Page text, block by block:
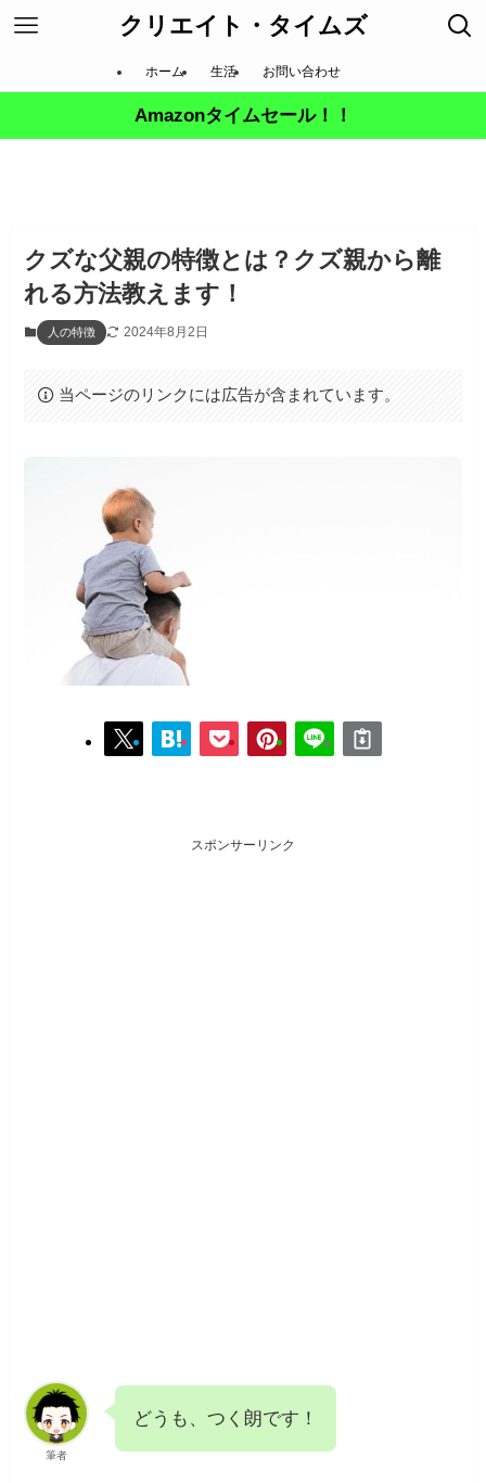
クリエイト・タイムズ
ホーム 生活 お問い合わせ
Amazonタイムセール！！
クズな父親の特徴とは？クズ親から離
れる方法教えます！
人の特徴 2024年8月2日
当ページのリンクには広告が含まれています。
スポンサーリンク
筆者
どうも、つく朗です！